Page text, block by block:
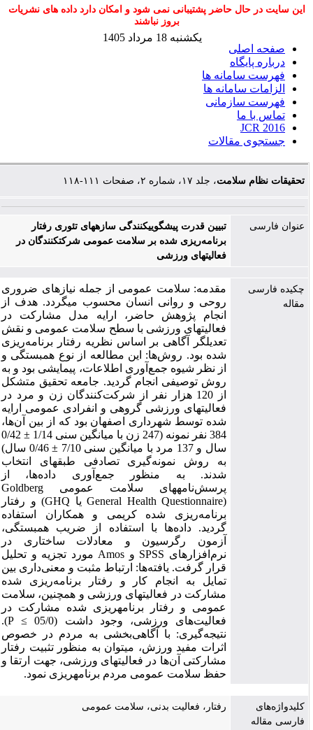
این سایت در حال حاضر پشتیبانی نمی شود و امکان دارد داده های نشریات
بروز نباشند
صفحه اصلی
درباره پایگاه
فهرست سامانه ها
الزامات سامانه ها
فهرست سازمانی
تماس با ما
JCR 2016
جستجوی مقالات
یکشنبه 18 مرداد 1405
تحقیقات نظام سلامت، جلد ۱۷، شماره ۲، صفحات ۱۱۱-۱۱۸
عنوان فارسی
تبیین قدرت پیشگویی‎کنندگی سازه‎های تئوری رفتار
برنامه‌ریزی شده بر سلامت عمومی شرکت‎کنندگان در
فعالیت‎های ورزشی
چکیده فارسی
مقاله
مقدمه: سلامت عمومی از جمله نیازهای ضروری
روحی و روانی انسان محسوب می‎گردد. هدف از
انجام پژوهش حاضر، ارایه مدل مشارکت در
فعالیت‎های ورزشی با سطح سلامت عمومی و نقش
تعدیل‎گر آگاهی بر اساس نظریه رفتار برنامه‌ریزی
شده بود. روش‌ها: این مطالعه از نوع همبستگی و
از نظر شیوه جمع‌آوری اطلاعات، پیمایشی بود و به
روش توصیفی انجام گردید. جامعه تحقیق متشکل
از 120 هزار نفر از شرکت‌کنندگان زن و مرد در
فعالیت‏های ورزشی گروهی و انفرادی عمومی ارایه
شده توسط شهرداری اصفهان بود که از بین آن‌ها،
384 نفر نمونه (247 زن با میانگین سنی 1/14 ± 0/42
سال و 137 مرد با میانگین سنی 7/10 ± 0/46 سال)
به روش نمونه‌گیری تصادفی طبقه‎ای انتخاب
شدند. به منظور جمع‌آوری داده‌ها، از
پرسش‌نامه‎های سلامت عمومی Goldberg
(General Health Questionnaire یا GHQ) و رفتار
برنامه‌ریزی شده کریمی و همکاران استفاده
گردید. داده‌ها با استفاده از ضریب همبستگی،
آزمون رگرسیون و معادلات ساختاری در
نرم‌افزارهای SPSS و Amos مورد تجزیه و تحلیل
قرار گرفت. یافته‌ها: ارتباط مثبت و معنی‌داری بین
تمایل به انجام کار و رفتار برنامه‌ریزی ‎شده
مشارکت در فعالیت‎های ورزشی و همچنین، سلامت
عمومی و رفتار برنامه‎ریزی شده مشارکت در
فعالیت‌های ورزشی، وجود داشت (05/0 ≥ P).
نتیجه‌گیری: با آگاهی‌بخشی به مردم در خصوص
اثرات مفید ورزش، می‎توان به منظور تثبیت رفتار
مشارکتی آن‌ها در فعالیت‏های ورزشی، جهت ارتقا و
حفظ سلامت عمومی مردم‎ برنامه‎ریزی نمود.
کلیدواژه‌های
فارسی مقاله
رفتار، فعالیت‎ بدنی، سلامت عمومی